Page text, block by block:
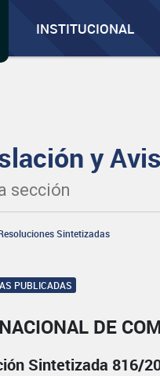
INSTITUCIONAL
y
sección
Sintetizadas
PUBLICADAS
DE
Sintetizada 816/